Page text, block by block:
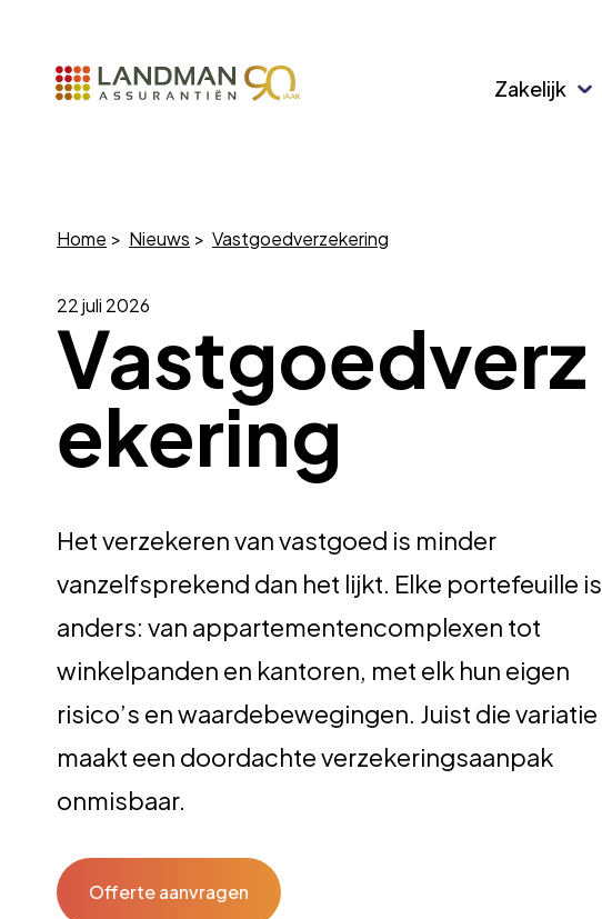
Zakelijk
Home Nieuws Vastgoedverzekering
22 juli 2026
Vastgoedverz
ekering
Het verzekeren van vastgoed is minder
vanzelfsprekend dan het lijkt. Elke portefeuille is
anders: van appartementencomplexen tot
winkelpanden en kantoren, met elk hun eigen
risico’s en waardebewegingen. Juist die variatie
maakt een doordachte verzekeringsaanpak
onmisbaar.
Offerte aanvragen